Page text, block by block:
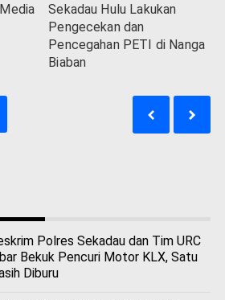
Sekadau Hulu Lakukan
Pengecekan dan
Pencegahan PETI di Nanga
Biaban
Polres Sekadau dan Tim URC
Bekuk Pencuri Motor KLX, Satu
Diburu